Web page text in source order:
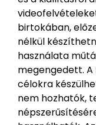
birtokában,
nélkül
használata
megengedett.
célokra
nem hozhatók,